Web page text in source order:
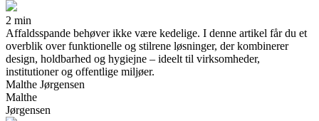
2 min
Affaldsspande behøver ikke være kedelige. I denne artikel får du et
overblik over funktionelle og stilrene løsninger, der kombinerer
design, holdbarhed og hygiejne – ideelt til virksomheder,
institutioner og offentlige miljøer.
Malthe Jørgensen
Malthe
Jørgensen